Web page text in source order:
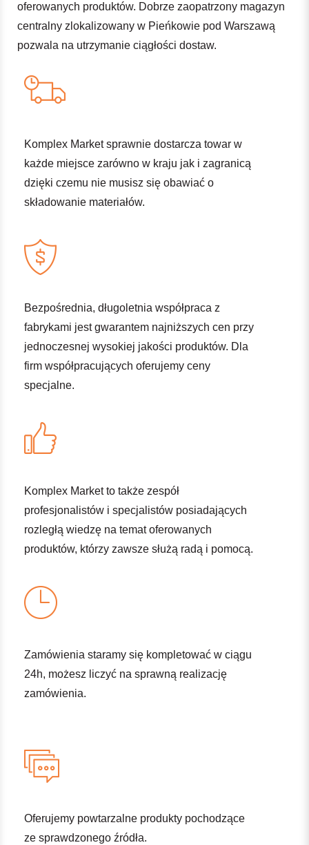
oferowanych produktów. Dobrze zaopatrzony magazyn
centralny zlokalizowany w Pieńkowie pod Warszawą
pozwala na utrzymanie ciągłości dostaw.
Komplex Market sprawnie dostarcza towar w
każde miejsce zarówno w kraju jak i zagranicą
dzięki czemu nie musisz się obawiać o
składowanie materiałów.
Bezpośrednia, długoletnia współpraca z
fabrykami jest gwarantem najniższych cen przy
jednoczesnej wysokiej jakości produktów. Dla
firm współpracujących oferujemy ceny
specjalne.
Komplex Market to także zespół
profesjonalistów i specjalistów posiadających
rozległą wiedzę na temat oferowanych
produktów, którzy zawsze służą radą i pomocą.
Zamówienia staramy się kompletować w ciągu
24h, możesz liczyć na sprawną realizację
zamówienia.
Oferujemy powtarzalne produkty pochodzące
ze sprawdzonego źródła.